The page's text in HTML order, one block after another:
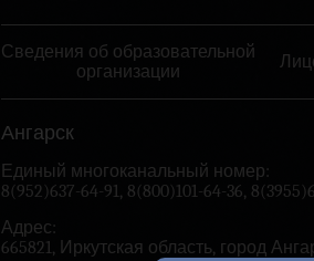
Сведения об образовательной
организации
Ангарск
Единый многоканальный номер:
8(952)637-64-91, 8(800)101-64-36,
Адрес:
665821, Иркутская область, город